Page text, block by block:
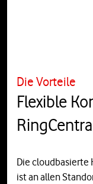
Die Vorteile
Flexible
Die cloudbasierte
ist an allen